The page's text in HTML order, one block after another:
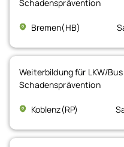
Schadensprävention
Bremen(HB)
Weiterbildung für LKW/
Schadensprävention
Koblenz(RP)